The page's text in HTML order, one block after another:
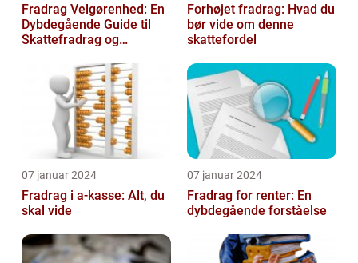
Fradrag Velgørenhed: En
Dybdegående Guide til
Skattefradrag og
Forhøjet fradrag: Hvad du
bør vide om denne
skattefordel
07 januar 2024
Fradrag i a-kasse: Alt, du
skal vide
07 januar 2024
Fradrag for renter: En
dybdegående forståelse